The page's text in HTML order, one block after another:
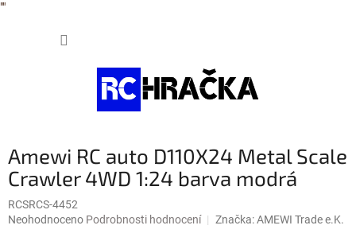
""
Amewi RC auto D110X24 Metal Scale
Crawler 4WD 1:24 barva modrá
RCSRCS-4452
Průměrné
Neohodnoceno Podrobnosti hodnocení Značka:AMEWI Trade e.K.